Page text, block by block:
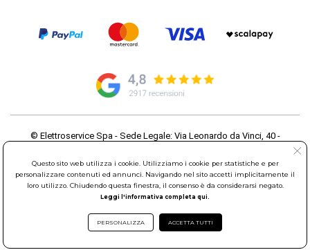
© Elettroservice Spa - Sede Legale: Via Leonardo da Vinci, 40 -
Partita Iva: 01586761007 - Codice Fiscale: 06634500588 Capitale
Sociale 1.600.000,00 Euro i.v. Iscritto al Registro delle Imprese di
Roma REA: RM-535144
Sede Operativa: Via Leonardo da Vinci, 40 - 00015 Monterotondo
Scalo (RM) - Telefono:06.90095358
Questo sito web utilizza i cookie. Utilizziamo i cookie per statistiche e per
personalizzare contenuti ed annunci. Navigando nel sito accetti implicitamente il
loro utilizzo. Chiudendo questa finestra, il consenso è da considerarsi negato.
Leggi l'informativa completa qui.
PERSONALIZZA ACCETTA TUTTI